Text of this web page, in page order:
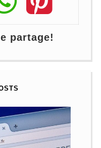
partage!